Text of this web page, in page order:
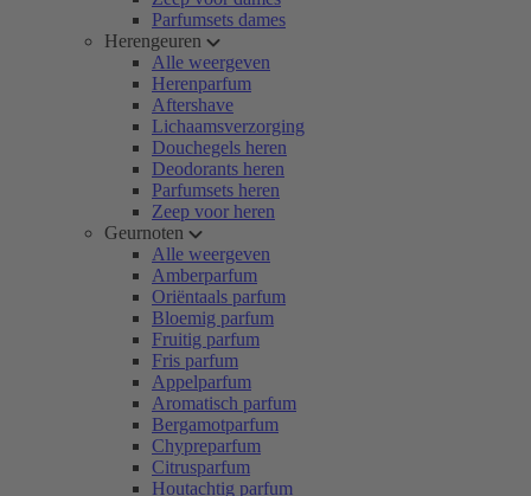
Parfumsets dames
Herengeuren
Alle weergeven
Herenparfum
Aftershave
Lichaamsverzorging
Douchegels heren
Deodorants heren
Parfumsets heren
Zeep voor heren
Geurnoten
Alle weergeven
Amberparfum
Oriëntaals parfum
Bloemig parfum
Fruitig parfum
Fris parfum
Appelparfum
Aromatisch parfum
Bergamotparfum
Chypreparfum
Citrusparfum
Houtachtig parfum